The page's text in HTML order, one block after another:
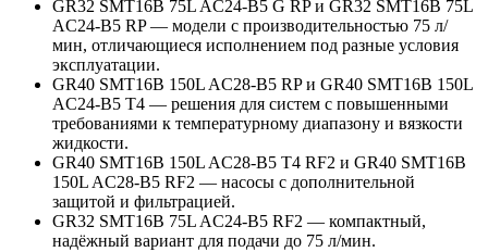
GR32 SMT16B 75L AC24-B5 G RP и GR32 SMT16B 75L
AC24-B5 RP — модели с производительностью 75 л/
мин, отличающиеся исполнением под разные условия
эксплуатации.
GR40 SMT16B 150L AC28-B5 RP и GR40 SMT16B 150L
AC24-B5 T4 — решения для систем с повышенными
требованиями к температурному диапазону и вязкости
жидкости.
GR40 SMT16B 150L AC28-B5 T4 RF2 и GR40 SMT16B
150L AC28-B5 RF2 — насосы с дополнительной
защитой и фильтрацией.
GR32 SMT16B 75L AC24-B5 RF2 — компактный,
надёжный вариант для подачи до 75 л/мин.